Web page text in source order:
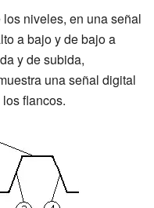
niveles, en una señal
a bajo y de bajo a
y de subida,
una señal digital
flancos.